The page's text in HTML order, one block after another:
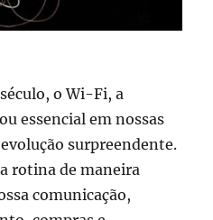
o Wi-Fi, a
essencial em nossas
surpreendente.
rotina de maneira
comunicação,